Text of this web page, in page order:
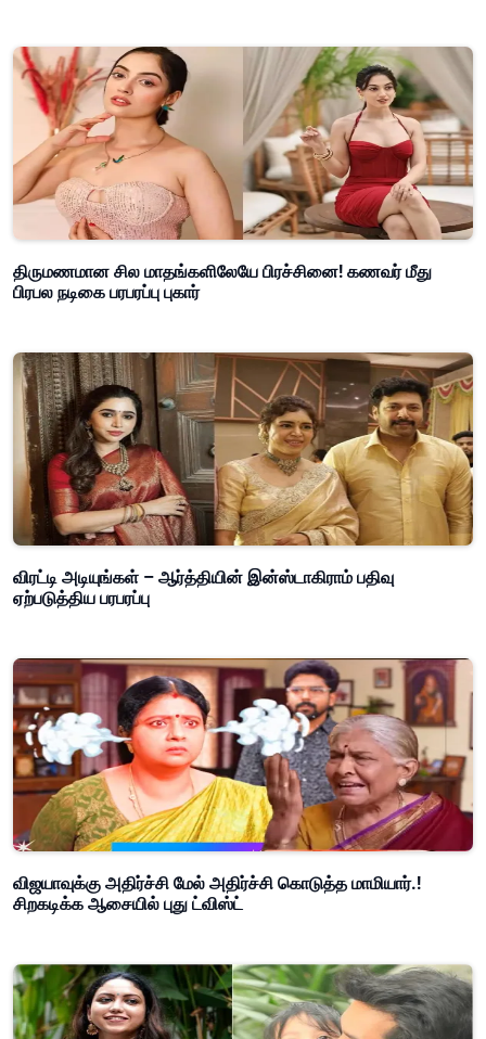
திருமணமான சில மாதங்களிலேயே பிரச்சினை! கணவர் மீது
பிரபல நடிகை பரபரப்பு புகார்
விரட்டி அடியுங்கள் – ஆர்த்தியின் இன்ஸ்டாகிராம் பதிவு
ஏற்படுத்திய பரபரப்பு
விஜயாவுக்கு அதிர்ச்சி மேல் அதிர்ச்சி கொடுத்த மாமியார்.!
சிறகடிக்க ஆசையில் புது ட்விஸ்ட்